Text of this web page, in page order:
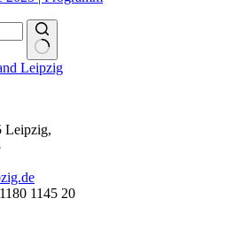
Leipzig,
1145 20